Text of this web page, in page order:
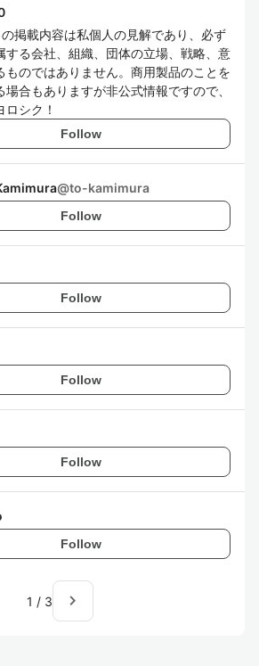
掲載内容は私個人の見解であり、必ず
する会社、組織、団体の立場、戦略、意
ものではありません。商用製品のことを
場合もありますが非公式情報ですので、
ロシク！
Follow
@to-kamimura
Follow
Follow
Follow
Follow
Follow
1 / 3 navigate_next